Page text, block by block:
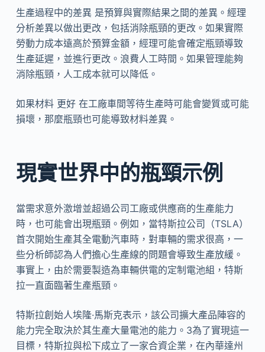
生產過程中的差異 是預算與實際結果之間的差異。經理
分析差異以做出更改，包括消除瓶頸的更改。如果實際
勞動力成本遠高於預算金額，經理可能會確定瓶頸導致
生產延遲，並進行更改。浪費人工時間。如果管理能夠
消除瓶頸，人工成本就可以降低。
如果材料 更好 在工廠車間等待生產時可能會變質或可能
損壞，那麼瓶頸也可能導致材料差異。
現實世界中的瓶頸示例
當需求意外激增並超過公司工廠或供應商的生產能力
時，也可能會出現瓶頸。例如，當特斯拉公司（TSLA）
首次開始生產其全電動汽車時，對車輛的需求很高，一
些分析師認為人們擔心生產線的問題會導致生產放緩。
事實上，由於需要製造為車輛供電的定制電池組，特斯
拉一直面臨著生產瓶頸。
特斯拉創始人埃隆·馬斯克表示，該公司擴大產品陣容的
能力完全取決於其生產大量電池的能力。3為了實現這一
目標，特斯拉與松下成立了一家合資企業，在內華達州